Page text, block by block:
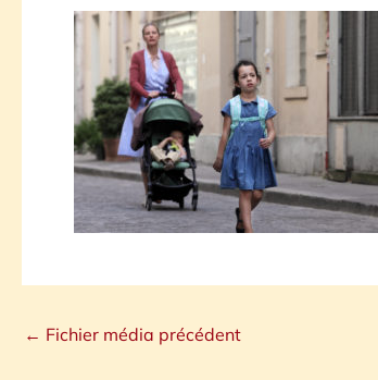
← Fichier média précédent